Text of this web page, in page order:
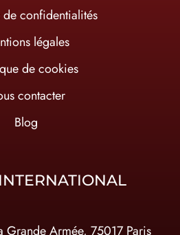
confidentialités
légales
de cookies
contacter
Blog
Grande Armée, 75017 Paris